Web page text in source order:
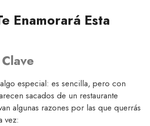
Enamorará Esta
especial: es sencilla, pero con
sacados de un restaurante
algunas razones por las que querrás
vez: